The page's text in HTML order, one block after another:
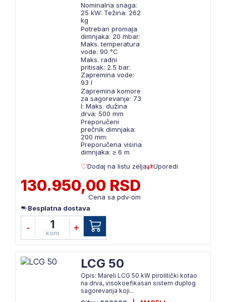
Nominalna snaga:
25 kW: Težina: 262
kg
Potreban promaja
dimnjaka: 20 mbar:
Maks. temperatura
vode: 90 °C
Maks. radni
pritisak: 2.5 bar:
Zapremina vode:
93 l
Zapremina komore
za sagorevanje: 73
l: Maks. dužina
drva: 500 mm
Preporučeni
prečnik dimnjaka:
200 mm:
Preporučena visina
dimnjaka: ≥ 6 m
Dodaj na listu zelja
Uporedi
130.950,00 RSD
Cena sa pdv-om
Besplatna dostava
- 1
kom
+
LCG 50
Opis: Mareli LCG 50 kW pirolitički kotao
na drva, visokoefikasan sistem duplog
sagorevanja koji...